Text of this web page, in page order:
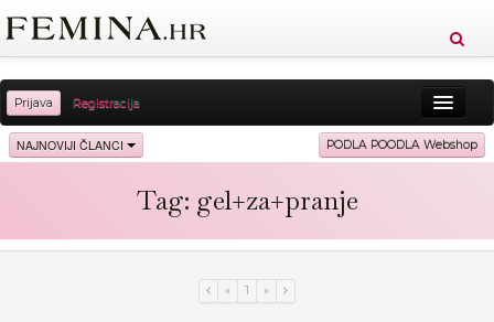
Prijava Registracija
Sreća Zdravlje Vitkost
Ljubav Relax Putovanja
NAJNOVIJI ČLANCI PODLA POODLA Webshop
Tag: gel+za+pranje
« 1 »